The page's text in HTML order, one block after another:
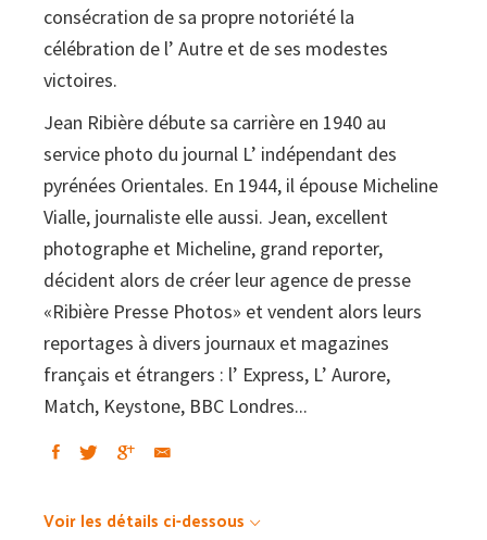
consécration de sa propre notoriété la
célébration de l’ Autre et de ses modestes
victoires.
Jean Ribière débute sa carrière en 1940 au
service photo du journal L’ indépendant des
pyrénées Orientales. En 1944, il épouse Micheline
Vialle, journaliste elle aussi. Jean, excellent
photographe et Micheline, grand reporter,
décident alors de créer leur agence de presse
«Ribière Presse Photos» et vendent alors leurs
reportages à divers journaux et magazines
français et étrangers : l’ Express, L’ Aurore,
Match, Keystone, BBC Londres...
Voir les détails ci-dessous